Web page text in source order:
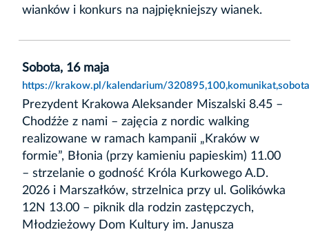
wianków i konkurs na najpiękniejszy wianek.
Sobota, 16 maja
https://krakow.pl/kalendarium/
Prezydent Krakowa Aleksander Miszalski 8.45 –
Chodźże z nami – zajęcia z nordic walking
realizowane w ramach kampanii „Kraków w
formie”, Błonia (przy kamieniu papieskim) 11.00
– strzelanie o godność Króla Kurkowego A.D.
2026 i Marszałków, strzelnica przy ul. Golikówka
12N 13.00 – piknik dla rodzin zastępczych,
Młodzieżowy Dom Kultury im. Janusza